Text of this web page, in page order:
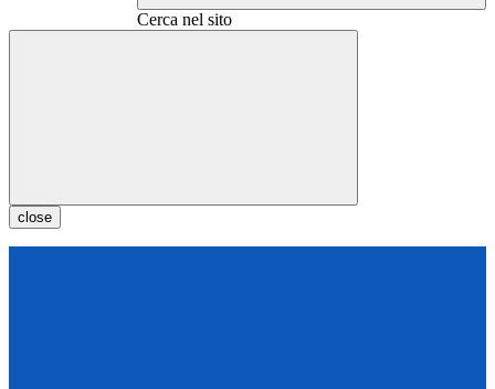
Cerca nel sito
close